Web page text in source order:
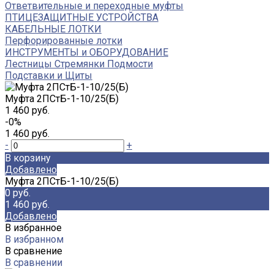
Ответвительные и переходные муфты
ПТИЦЕЗАЩИТНЫЕ УСТРОЙСТВА
КАБЕЛЬНЫЕ ЛОТКИ
Перфорированные лотки
ИНСТРУМЕНТЫ и ОБОРУДОВАНИЕ
Лестницы Стремянки Подмости
Подставки и Щиты
Муфта 2ПСтБ-1-10/25(Б)
1 460 руб.
-0%
1 460 руб.
-
+
В корзину
Добавлено
Муфта 2ПСтБ-1-10/25(Б)
0 руб.
1 460 руб.
Добавлено
В избранное
В избранном
В сравнение
В сравнении